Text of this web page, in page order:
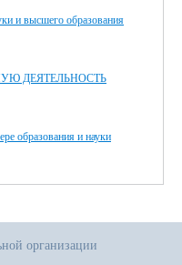
и высшего образования
ДЕЯТЕЛЬНОСТЬ
образования и науки
организации